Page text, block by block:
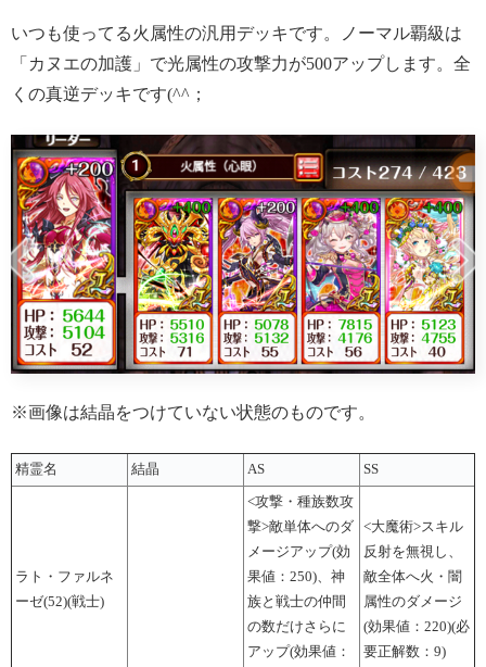
いつも使ってる火属性の汎用デッキです。ノーマル覇級は
「カヌエの加護」で光属性の攻撃力が500アップします。全
くの真逆デッキです(^^；
※画像は結晶をつけていない状態のものです。
精霊名 結晶 AS SS
ラト・ファルネ
ーゼ(52)(戦士)
<攻撃・種族数攻
撃>敵単体へのダ
メージアップ(効
果値：250)、神
族と戦士の仲間
の数だけさらに
アップ(効果値：
<大魔術>スキル
反射を無視し、
敵全体へ火・闇
属性のダメージ
(効果値：220)(必
要正解数：9)